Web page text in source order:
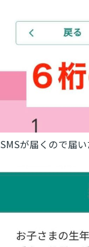
SMSが届くので届